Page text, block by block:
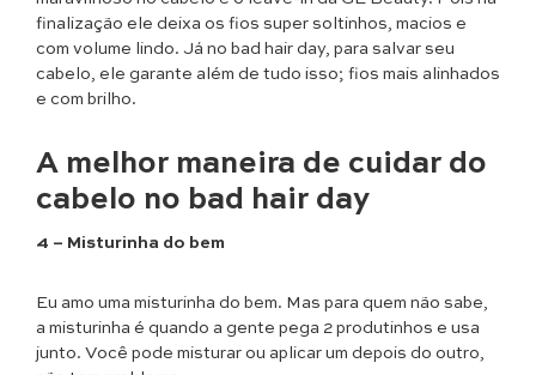
finalização ele deixa os fios super soltinhos, macios e
com volume lindo. Já no bad hair day, para salvar seu
cabelo, ele garante além de tudo isso; fios mais alinhados
e com brilho.
A melhor maneira de cuidar do
cabelo no bad hair day
4 – Misturinha do bem
Eu amo uma misturinha do bem. Mas para quem não sabe,
a misturinha é quando a gente pega 2 produtinhos e usa
junto. Você pode misturar ou aplicar um depois do outro,